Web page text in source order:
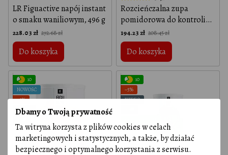
Dbamy o Twoją prywatność
Ta witryna korzysta z plików cookies w celach
marketingowych i statystycznych, a także, by działać
bezpiecznego i optymalnego korzystania z serwisu.
LR Figuactive napój instant
o smaku waniliowym, 496 g
228.03 zł 272.68 zł
Do koszyka
Rozcieńczalna zupa
pomidorowa do kontroli
pochwy, LR Lifetakt Figu
Active, 488 g
194.23 zł 208.45 zł
Do koszyka
10
NOWOŚĆ
−2%
WIDEO
10
−5%
WIDEO